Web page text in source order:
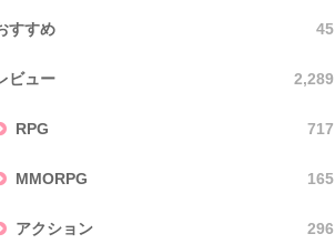
すすめ 45
ビュー 2,289
RPG 717
MMORPG 165
アクション 296